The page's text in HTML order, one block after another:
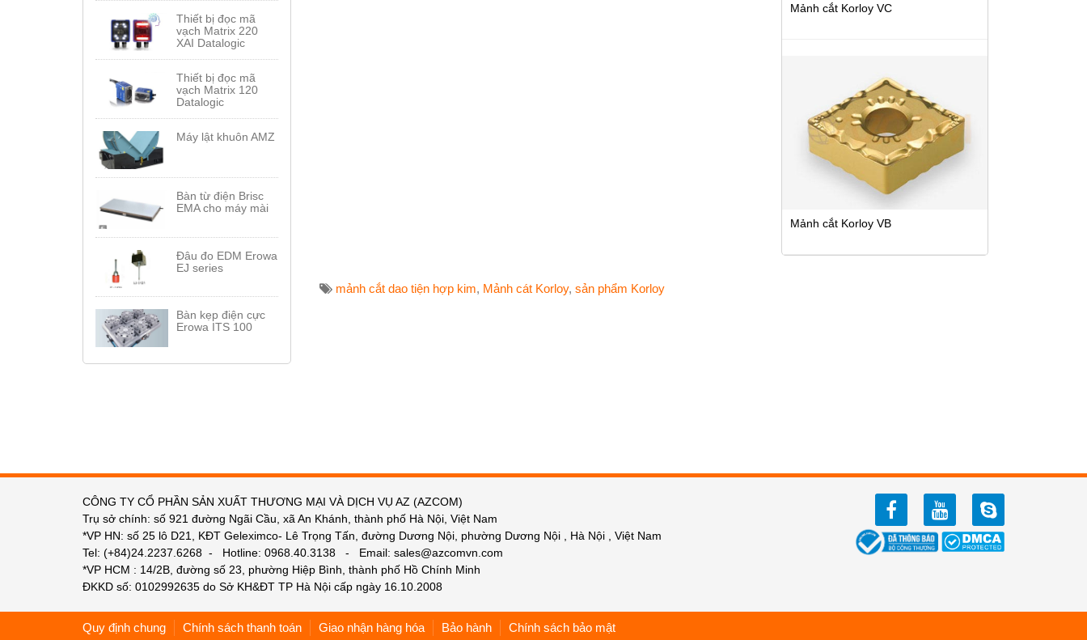
Thiết bị đọc mã
vạch Matrix 220
XAI Datalogic
Thiết bị đọc mã
vạch Matrix 120
Datalogic
Máy lật khuôn AMZ
Bàn từ điện Brisc
EMA cho máy mài
Đâu đo EDM Erowa
EJ series
Bàn kẹp điện cực
Erowa ITS 100
Mảnh cắt Korloy VC
Mảnh cắt Korloy VB
mảnh cắt dao tiện hợp kim, Mảnh cát Korloy, sản phẩm Korloy
CÔNG TY CỔ PHẦN SẢN XUẤT THƯƠNG MẠI VÀ DỊCH VỤ AZ (AZCOM)
Trụ sở chính: số 921 đường Ngãi Cầu, xã An Khánh, thành phố Hà Nội, Việt Nam
*VP HN: số 25 lô D21, KĐT Geleximco- Lê Trọng Tấn, đường Dương Nội, phường Dương Nội , Hà Nội , Việt Nam
Tel: (+84)24.2237.6268 - Hotline: 0968.40.3138 - Email: sales@azcomvn.com
*VP HCM : 14/2B, đường số 23, phường Hiệp Bình, thành phố Hồ Chính Minh
ĐKKD số: 0102992635 do Sở KH&ĐT TP Hà Nội cấp ngày 16.10.2008
facebookyoutube zalo
Quy định chung Chính sách thanh toán Giao nhận hàng hóa Bảo hành Chính sách bảo mật